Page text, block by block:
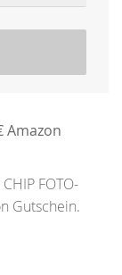
Amazon
FOTO-
Gutschein.